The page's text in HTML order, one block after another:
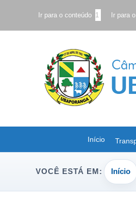
Ir para o conteúdo 1 Ir para
Início
VOCÊ ESTÁ EM: Início